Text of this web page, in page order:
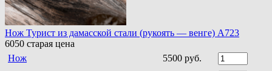
Нож Турист из дамасской стали (рукоять — венге) A723
6050 старая цена
Нож
5500 руб.